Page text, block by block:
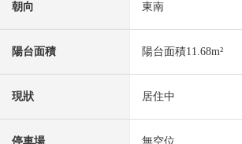
朝向 東南
陽台面積 陽台面積11.68m²
現狀 居住中
停車場 無空位